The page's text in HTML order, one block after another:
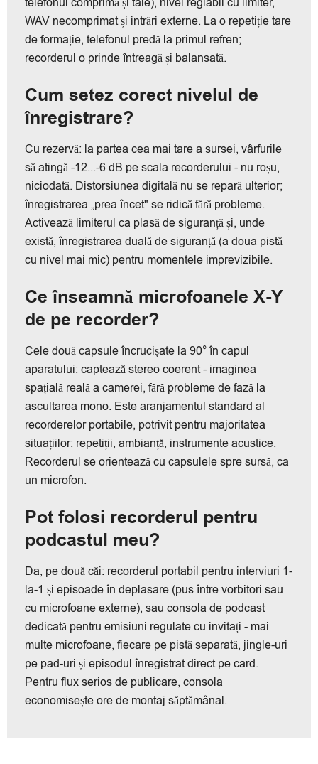
WAV necomprimat și intrări externe. La o repetiție tare
de formație, telefonul predă la primul refren;
recorderul o prinde întreagă și balansată.
Cum setez corect nivelul de
înregistrare?
Cu rezervă: la partea cea mai tare a sursei, vârfurile
să atingă -12...-6 dB pe scala recorderului - nu roșu,
niciodată. Distorsiunea digitală nu se repară ulterior;
înregistrarea „prea încet" se ridică fără probleme.
Activează limiterul ca plasă de siguranță și, unde
există, înregistrarea duală de siguranță (a doua pistă
cu nivel mai mic) pentru momentele imprevizibile.
Ce înseamnă microfoanele X-Y
de pe recorder?
Cele două capsule încrucișate la 90° în capul
aparatului: captează stereo coerent - imaginea
spațială reală a camerei, fără probleme de fază la
ascultarea mono. Este aranjamentul standard al
recorderelor portabile, potrivit pentru majoritatea
situațiilor: repetiții, ambianță, instrumente acustice.
Recorderul se orientează cu capsulele spre sursă, ca
un microfon.
Pot folosi recorderul pentru
podcastul meu?
Da, pe două căi: recorderul portabil pentru interviuri 1-
la-1 și episoade în deplasare (pus între vorbitori sau
cu microfoane externe), sau consola de podcast
dedicată pentru emisiuni regulate cu invitați - mai
multe microfoane, fiecare pe pistă separată, jingle-uri
pe pad-uri și episodul înregistrat direct pe card.
Pentru flux serios de publicare, consola
economisește ore de montaj săptămânal.